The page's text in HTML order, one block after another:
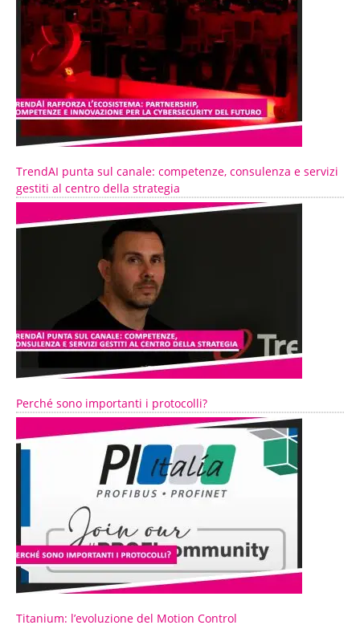
TrendAI punta sul canale: competenze, consulenza e servizi
gestiti al centro della strategia
Perché sono importanti i protocolli?
Titanium: l’evoluzione del Motion Control